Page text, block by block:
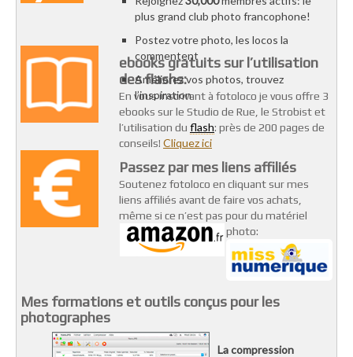
plus grand club photo francophone!
Postez votre photo, les locos la
commentent
Améliorez vos photos, trouvez
l’inspiration
ebooks gratuits sur l’utilisation
des flashs:
En vous inscrivant à fotoloco je vous offre 3
ebooks sur le Studio de Rue, le Strobist et
l’utilisation du flash: près de 200 pages de
conseils! Cliquez ici
Passez par mes liens affiliés
Soutenez fotoloco en cliquant sur mes
liens affiliés avant de faire vos achats,
même si ce n’est pas pour du matériel
photo:
Mes formations et outils conçus pour les
photographes
La compression